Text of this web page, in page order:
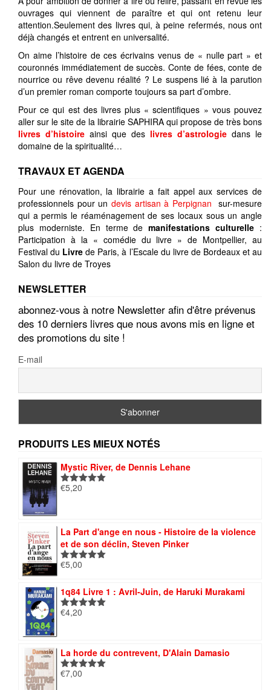
ouvrages qui viennent de paraître et qui ont retenu leur
attention.Seulement des livres qui, à peine refermés, nous ont
déjà changés et entrent en universalité.
On aime l’histoire de ces écrivains venus de « nulle part » et
couronnés immédiatement de succès. Conte de fées, conte de
nourrice ou rêve devenu réalité ? Le suspens lié à la parution
d’un premier roman comporte toujours sa part d’ombre.
Pour ce qui est des livres plus « scientifiques » vous pouvez
aller sur le site de la librairie SAPHIRA qui propose de très bons
livres d’histoire ainsi que des livres d’astrologie dans le
domaine de la spiritualité…
TRAVAUX ET AGENDA
Pour une rénovation, la librairie a fait appel aux services de
professionnels pour un devis artisan à Perpignan sur-mesure
qui a permis le réaménagement de ses locaux sous un angle
plus moderniste. En terme demanifestations culturelle :
Participation à la « comédie du livre » de Montpellier, au
Festival du Livre de Paris, à l’Escale du livre de Bordeaux et au
Salon du livre de Troyes
NEWSLETTER
abonnez-vous à notre Newsletter afin d'être prévenus
des 10 derniers livres que nous avons mis en ligne et
des promotions du site !
E-mail
PRODUITS LES MIEUX NOTÉS
Mystic River, de Dennis Lehane
Note5.00
€5,20
La Part d'ange en nous - Histoire de la violence
et de son déclin, Steven Pinker
Note5.00
€5,00
1q84 Livre 1 : Avril-Juin, de Haruki Murakami
Note5.00
€4,20
La horde du contrevent, D'Alain Damasio
Note5.00
€7,00